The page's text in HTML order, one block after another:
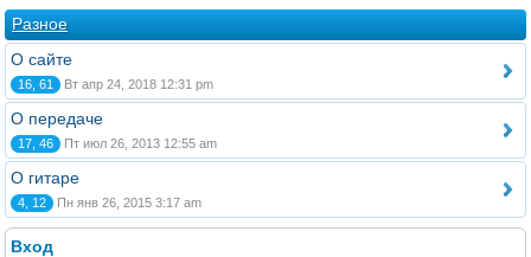
Разное
О сайте
16, 61 Вт апр 24, 2018 12:31 pm
О передаче
17, 46 Пт июл 26, 2013 12:55 am
О гитаре
4, 12 Пн янв 26, 2015 3:17 am
Вход